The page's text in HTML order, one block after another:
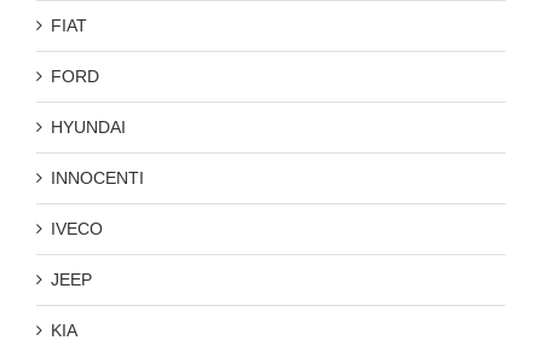
FIAT
FORD
HYUNDAI
INNOCENTI
IVECO
JEEP
KIA